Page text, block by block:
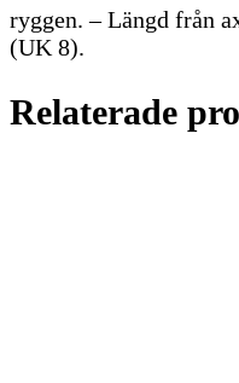
ryggen. – Längd från
(UK 8).
Relaterade